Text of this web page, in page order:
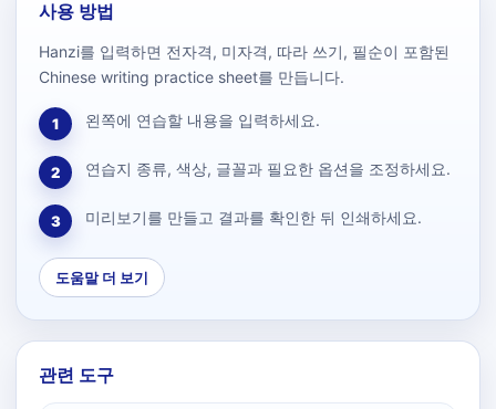
사용 방법
Hanzi를 입력하면 전자격, 미자격, 따라 쓰기, 필순이 포함된
Chinese writing practice sheet를 만듭니다.
1 왼쪽에 연습할 내용을 입력하세요.
2 연습지 종류, 색상, 글꼴과 필요한 옵션을 조정하세요.
3 미리보기를 만들고 결과를 확인한 뒤 인쇄하세요.
도움말 더 보기
관련 도구